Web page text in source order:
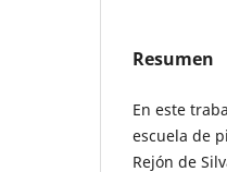
Resumen
En este
escuela de
Rejón de